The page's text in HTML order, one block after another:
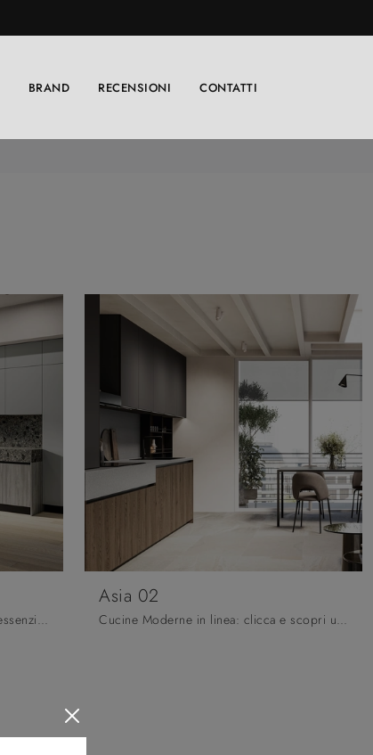
BRAND RECENSIONI CONTATTI
Se cerchi una soluzione dalle linee essenziali , caratterizzata da un design più "leggero", ti raccomandiamo di orientare l'acquisto verso le Cucine ...
Asia 02
Cucine Moderne in linea: clicca e scopri un ricco catalogo di soluzioni del marchio Arredo3, tra cui il modello Asia 02.